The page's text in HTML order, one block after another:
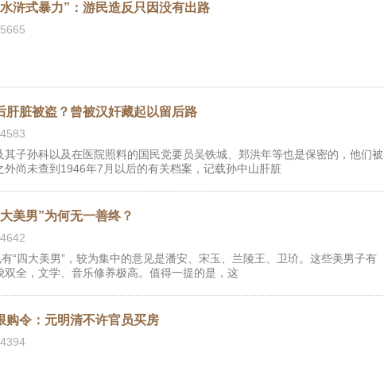
浒式暴力”：游民造反只因没有出路
肝脏被盗？曾被汉奸藏起以留后路
其子孙科以及在医院照料的国民党要员吴铁城、郑洪年等也是保密的，他们被
外尚未查到1946年7月以后的有关档案，记载孙中山肝脏
美男”为何无一善终？
“四大美男”，较为集中的意见是潘安、宋玉、兰陵王、卫玠。这些美男子有
全，文学、音乐修养极高。值得一提的是，这
购令：元明清不许官员买房